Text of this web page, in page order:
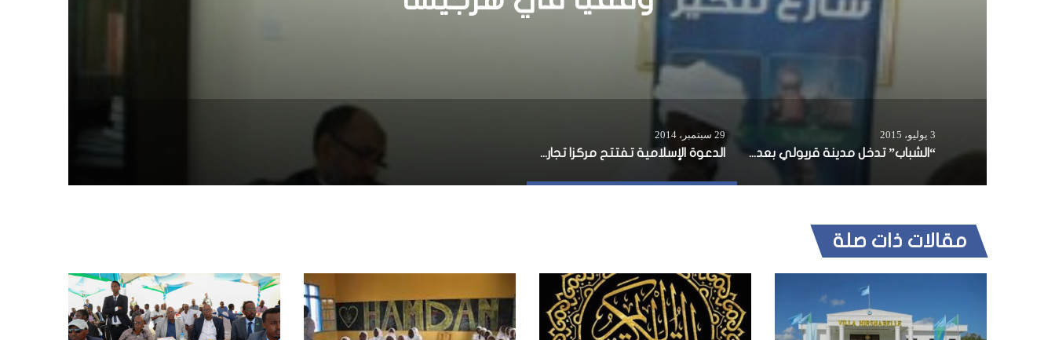
منها
3 يوليو، 2015
“الشباب” تدخل مدينة قريولي بعد انسحاب الجيش والقوات الأفريقية منها
29 سبتمبر، 2014
الدعوة الإسلامية تفتتح مركزا تجاريا وقفيا في هرجيسا
مقالات ذات صلة